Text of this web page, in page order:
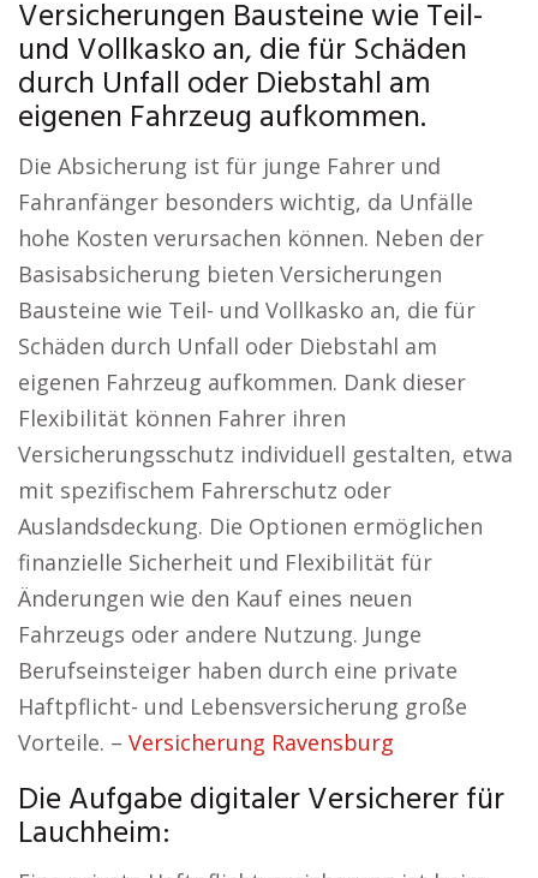
Versicherungen Bausteine wie Teil-
und Vollkasko an, die für Schäden
durch Unfall oder Diebstahl am
eigenen Fahrzeug aufkommen.
Die Absicherung ist für junge Fahrer und
Fahranfänger besonders wichtig, da Unfälle
hohe Kosten verursachen können. Neben der
Basisabsicherung bieten Versicherungen
Bausteine wie Teil- und Vollkasko an, die für
Schäden durch Unfall oder Diebstahl am
eigenen Fahrzeug aufkommen. Dank dieser
Flexibilität können Fahrer ihren
Versicherungsschutz individuell gestalten, etwa
mit spezifischem Fahrerschutz oder
Auslandsdeckung. Die Optionen ermöglichen
finanzielle Sicherheit und Flexibilität für
Änderungen wie den Kauf eines neuen
Fahrzeugs oder andere Nutzung. Junge
Berufseinsteiger haben durch eine private
Haftpflicht- und Lebensversicherung große
Vorteile. – Versicherung Ravensburg
Die Aufgabe digitaler Versicherer für
Lauchheim: